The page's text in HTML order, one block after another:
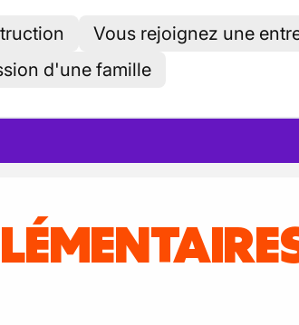
Vous rejoignez une
d'une famille